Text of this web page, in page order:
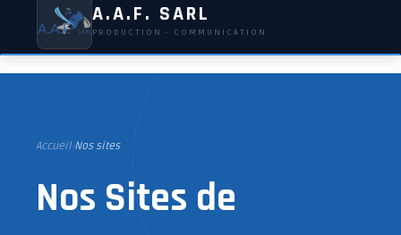
A.A.F. SARL
PRODUCTION · COMMUNICATION
Accueil›Nos sites
Nos Sites de